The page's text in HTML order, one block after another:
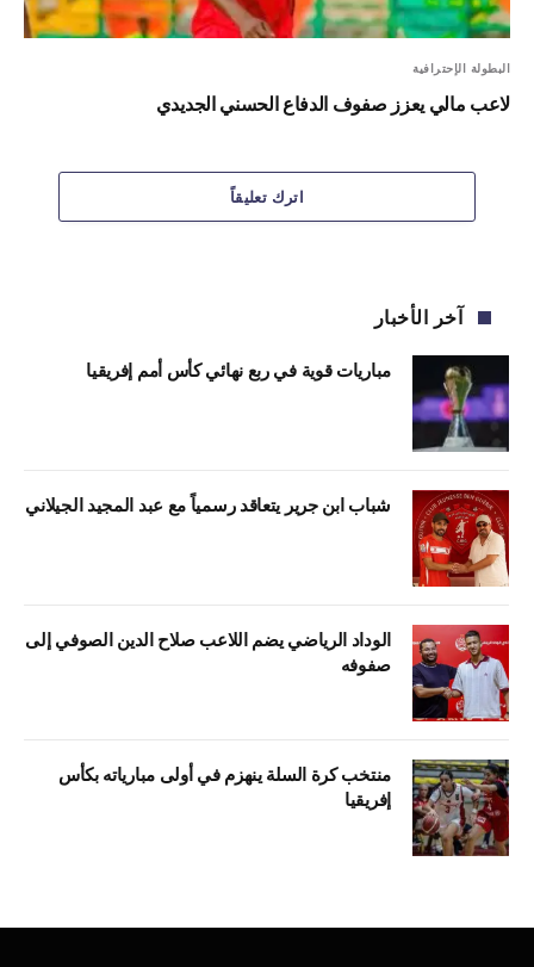
البطولة الإحترافية
لاعب مالي يعزز صفوف الدفاع الحسني الجديدي
اترك تعليقاً
آخر الأخبار
مباريات قوية في ربع نهائي كأس أمم إفريقيا
شباب ابن جرير يتعاقد رسمياً مع عبد المجيد الجيلاني
الوداد الرياضي يضم اللاعب صلاح الدين الصوفي إلى
صفوفه
منتخب كرة السلة ينهزم في أولى مبارياته بكأس
إفريقيا